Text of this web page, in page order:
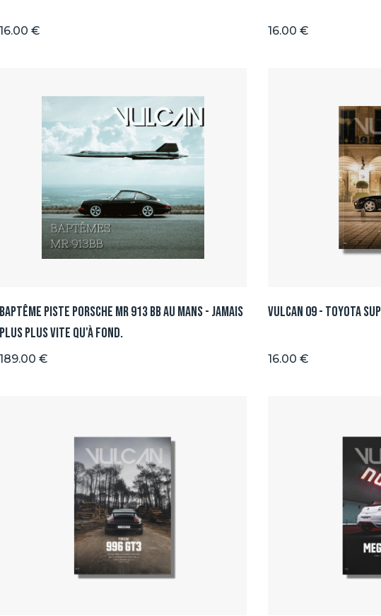
16.00 € 16.00 €
Baptême Piste Porsche MR 913 BB au Mans - Jamais
plus plus vite qu'à fond.
189.00 €
Vulcan 09 - Toyota
16.00 €